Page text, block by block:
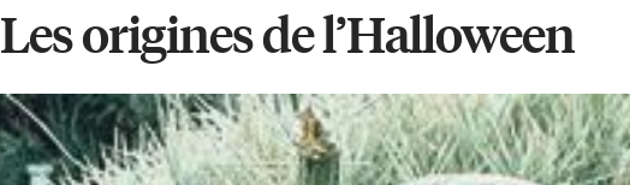
Les origines de l’Halloween